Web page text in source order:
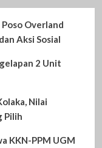
Overland
Aksi Sosial
2 Unit
Nilai
Pilih
KKN-PPM UGM